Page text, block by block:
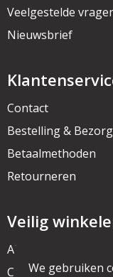
Veelgestelde
Nieuwsbrief
Contact
Bestelling &
Betaalmethoden
Retourneren
Veilig
Algemene
Cookieverklaring
We gebruiken